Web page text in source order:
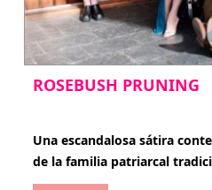
ROSEBUSH PRUNING
Una escandalosa sátira
de la familia patriarcal